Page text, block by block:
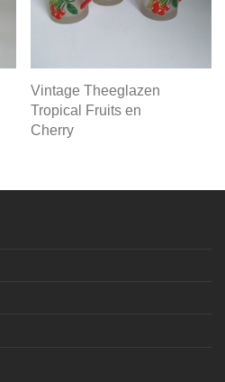
Vintage Theeglazen
Tropical Fruits en
Cherry